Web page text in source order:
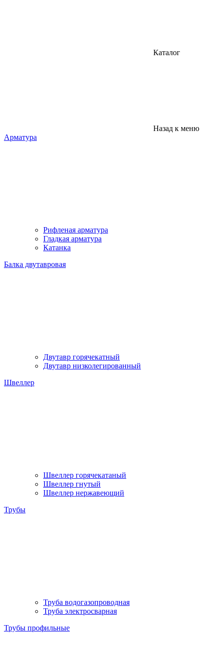
Каталог
Назад к меню
Арматура
Рифленая арматура
Гладкая арматура
Катанка
Балка двутавровая
Двутавр горячекатный
Двутавр низколегированный
Швеллер
Швеллер горячекатаный
Швеллер гнутый
Швеллер нержавеющий
Трубы
Труба водогазопроводная
Труба электросварная
Трубы профильные